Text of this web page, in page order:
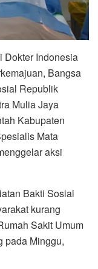
Dokter Indonesia
Bangsa
Republik
Mulia Jaya
Kabupaten
Mata
aksi
Bakti Sosial
kurang
Sakit Umum
pada Minggu,